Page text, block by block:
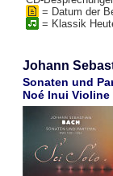
= Datum der
= Klassik
Johann
Sonaten und
Noé Inui Violine